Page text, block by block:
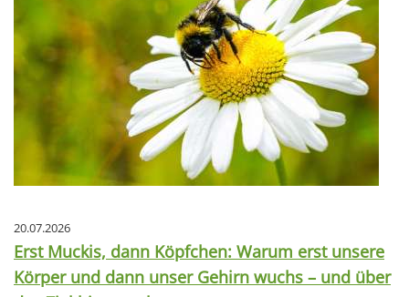
20.07.2026
Erst Muckis, dann Köpfchen: Warum erst unsere
Körper und dann unser Gehirn wuchs – und über